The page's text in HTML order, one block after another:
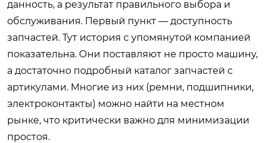
данность, а результат правильного выбора и
обслуживания. Первый пункт — доступность
запчастей. Тут история с упомянутой компанией
показательна. Они поставляют не просто машину,
а достаточно подробный каталог запчастей с
артикулами. Многие из них (ремни, подшипники,
электроконтакты) можно найти на местном
рынке, что критически важно для минимизации
простоя.